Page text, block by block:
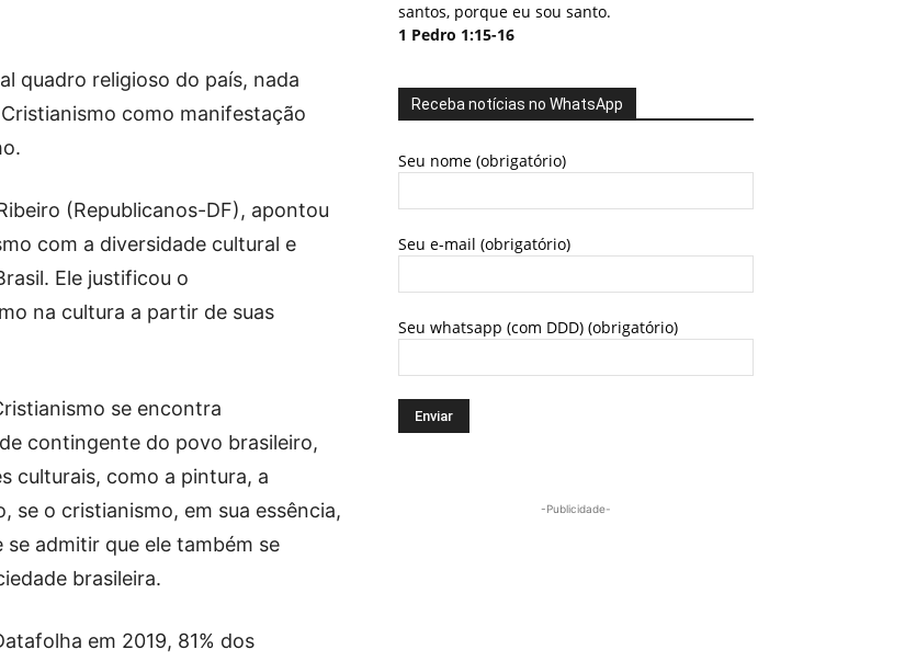
quadro religioso do país, nada
como manifestação
(Republicanos-DF), apontou
com a diversidade cultural e
Ele justificou o
na cultura a partir de suas
se encontra
contingente do povo brasileiro,
culturais, como a pintura, a
se o cristianismo, em sua essência,
admitir que ele também se
brasileira.
em 2019, 81% dos
santos, porque eu sou santo.
1 Pedro 1:15-16
Receba notícias no WhatsApp
Seu nome (obrigatório)
Seu e-mail (obrigatório)
Seu whatsapp (com DDD) (obrigatório)
-Publicidade-